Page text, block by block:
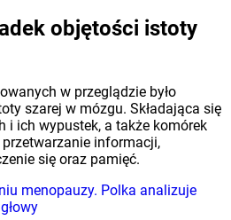
objętości istoty
w przeglądzie było
szarej w mózgu. Składająca się
i ich wypustek, a także komórek
informacji,
się oraz pamięć.
menopauzy. Polka analizuje